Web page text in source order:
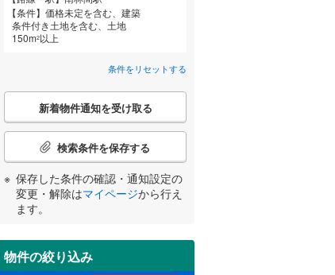
条件
価格未定を含む、建築
条件付き土地を含む、土地
150m2以上
条件をリセットする
こ
検
条
件
受
け
新着物件通知を受け取る
検索条件を保存する
保存した条件の確認・通知設定の
変更・解除はマイページから行え
ます。
物件の絞り込み
鹿児島 沖縄
条件をリセットする
条件をリセットする
条件をリセットする
陸羽西線(1)
(20)
信越本線(29)
弥彦線(0)
総武本線(453)
京葉線(29
久留里線(175)
山手線(19)
条件をリセットする
条件をリセットする
条件をリセットする